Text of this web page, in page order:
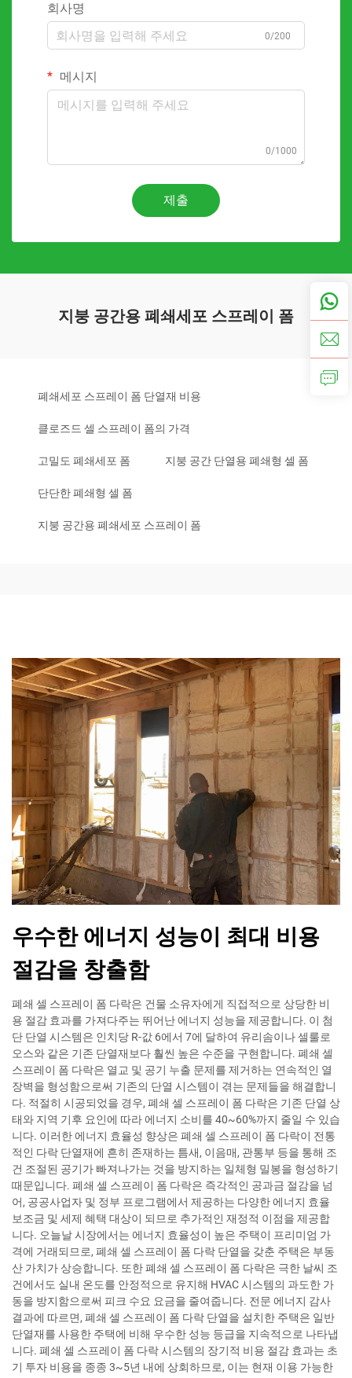
회사명
0/200
메시지
0/1000
제출
지붕 공간용 폐쇄세포 스프레이 폼
폐쇄세포 스프레이 폼 단열재 비용
클로즈드 셀 스프레이 폼의 가격
고밀도 폐쇄세포 폼 지붕 공간 단열용 폐쇄형 셀 폼
단단한 폐쇄형 셀 폼
지붕 공간용 폐쇄세포 스프레이 폼
우수한 에너지 성능이 최대 비용
절감을 창출함
폐쇄 셀 스프레이 폼 다락은 건물 소유자에게 직접적으로 상당한 비
용 절감 효과를 가져다주는 뛰어난 에너지 성능을 제공합니다. 이 첨
단 단열 시스템은 인치당 R-값 6에서 7에 달하여 유리솜이나 셀룰로
오스와 같은 기존 단열재보다 훨씬 높은 수준을 구현합니다. 폐쇄 셀
스프레이 폼 다락은 열교 및 공기 누출 문제를 제거하는 연속적인 열
장벽을 형성함으로써 기존의 단열 시스템이 겪는 문제들을 해결합니
다. 적절히 시공되었을 경우, 폐쇄 셀 스프레이 폼 다락은 기존 단열 상
태와 지역 기후 요인에 따라 에너지 소비를 40~60%까지 줄일 수 있습
니다. 이러한 에너지 효율성 향상은 폐쇄 셀 스프레이 폼 다락이 전통
적인 다락 단열재에 흔히 존재하는 틈새, 이음매, 관통부 등을 통해 조
건 조절된 공기가 빠져나가는 것을 방지하는 일체형 밀봉을 형성하기
때문입니다. 폐쇄 셀 스프레이 폼 다락은 즉각적인 공과금 절감을 넘
어, 공공사업자 및 정부 프로그램에서 제공하는 다양한 에너지 효율
보조금 및 세제 혜택 대상이 되므로 추가적인 재정적 이점을 제공합
니다. 오늘날 시장에서는 에너지 효율성이 높은 주택이 프리미엄 가
격에 거래되므로, 폐쇄 셀 스프레이 폼 다락 단열을 갖춘 주택은 부동
산 가치가 상승합니다. 또한 폐쇄 셀 스프레이 폼 다락은 극한 날씨 조
건에서도 실내 온도를 안정적으로 유지해 HVAC 시스템의 과도한 가
동을 방지함으로써 피크 수요 요금을 줄여줍니다. 전문 에너지 감사
결과에 따르면, 폐쇄 셀 스프레이 폼 다락 단열을 설치한 주택은 일반
단열재를 사용한 주택에 비해 우수한 성능 등급을 지속적으로 나타냅
니다. 폐쇄 셀 스프레이 폼 다락 시스템의 장기적 비용 절감 효과는 초
기 투자 비용을 종종 3~5년 내에 상회하므로, 이는 현재 이용 가능한